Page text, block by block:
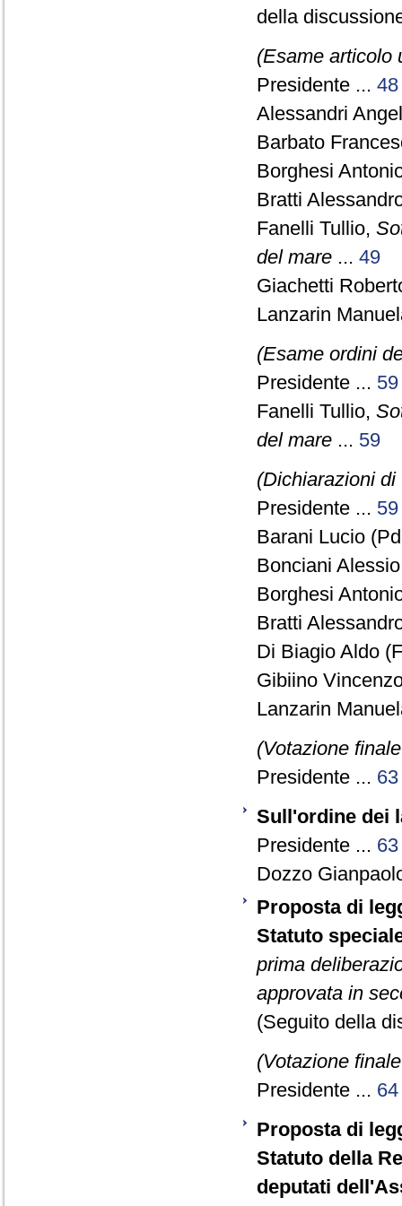
della
(Esame articolo
Presidente ... 48
Alessandri
Barbato
Borghesi
Bratti
Fanelli Tullio,
del mare ... 49
Giachetti
Lanzarin
(Esame ordini
Presidente ... 59
Fanelli Tullio,
del mare ... 59
(Dichiarazioni
Presidente ... 59
Barani Lucio
Bonciani
Borghesi
Bratti
Di Biagio Aldo
Gibiino
Lanzarin
(Votazione
Presidente ... 63
Sull'ordine dei
Presidente ... 63
Dozzo
Proposta di
Statuto
prima
approvata in
(Seguito della
(Votazione
Presidente ... 64
Proposta di
Statuto della
deputati